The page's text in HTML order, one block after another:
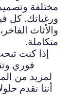
مختلفة
ورغباتك. كل
والأثاث
متكاملة.
إذا كنت
فوري
لمزيد من
أننا نقدم